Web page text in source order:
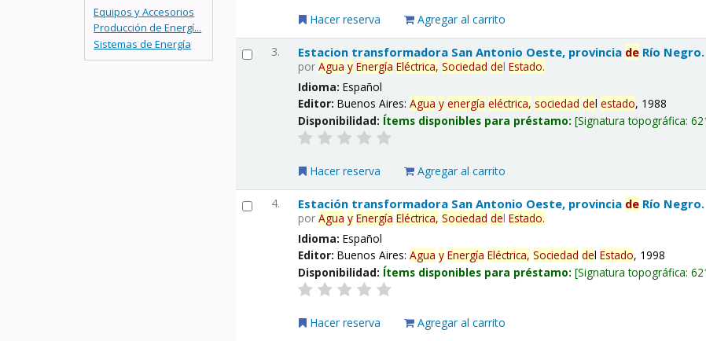
Equipos y Accesorios
Producción de Energí...
Sistemas de Energía
Hacer reserva Agregar al carrito
3. Estacion transformadora San Antonio Oeste, provincia de Río Negro.
porAgua y Energía Eléctrica, Sociedad delEstado.
Idioma:Español
Editor:Buenos Aires:Agua y energía eléctrica, sociedad delestado, 1988
Disponibilidad: Ítems disponibles para préstamo: Signatura topográfica:
Hacer reserva Agregar al carrito
4. Estación transformadora San Antonio Oeste, provincia de Río Negro.
porAgua y Energía Eléctrica, Sociedad delEstado.
Idioma:Español
Editor:Buenos Aires:Agua y Energía Eléctrica, Sociedad delEstado, 1998
Disponibilidad: Ítems disponibles para préstamo: Signatura topográfica:
Hacer reserva Agregar al carrito